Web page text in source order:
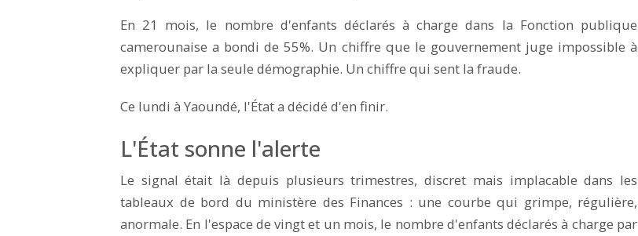
En 21 mois, le nombre d'enfants déclarés à charge dans la Fonction publique
camerounaise a bondi de 55%. Un chiffre que le gouvernement juge impossible à
expliquer par la seule démographie. Un chiffre qui sent la fraude.
Ce lundi à Yaoundé, l'État a décidé d'en finir.
L'État sonne l'alerte
Le signal était là depuis plusieurs trimestres, discret mais implacable dans les
tableaux de bord du ministère des Finances : une courbe qui grimpe, régulière,
anormale. En l'espace de vingt et un mois, le nombre d'enfants déclarés à charge par